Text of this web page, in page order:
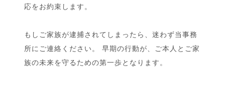
応をお約束します。
もしご家族が逮捕されてしまったら、迷わず当事務
所にご連絡ください。 早期の行動が、ご本人とご家
族の未来を守るための第一歩となります。